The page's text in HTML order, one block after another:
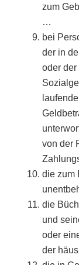
zum
…
bei
der in
oder der
von der
die zum
die
und
oder
der